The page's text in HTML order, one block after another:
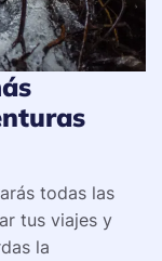
todas las
tus viajes y
la